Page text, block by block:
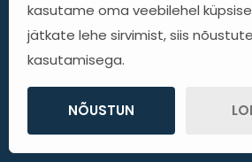
Kauba tagastamine
kasutame oma veebilehel
jätkate lehe sirvimist, siis
kasutamisega.
NÕUSTUN